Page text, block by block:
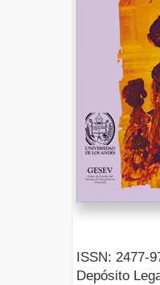
ISSN: 2477-
Depósito